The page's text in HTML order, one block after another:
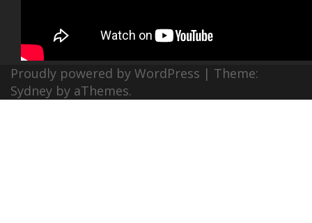
Proudly powered by WordPress | Theme:
Sydney by aThemes.